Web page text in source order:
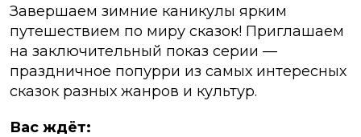
Завершаем зимние каникулы ярким
путешествием по миру сказок! Приглашаем
на заключительный показ серии —
праздничное попурри из самых интересных
сказок разных жанров и культур.
Вас ждёт: